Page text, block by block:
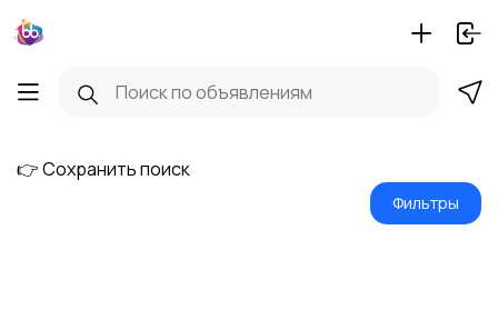
👉 Сохранить поиск
Фильтры